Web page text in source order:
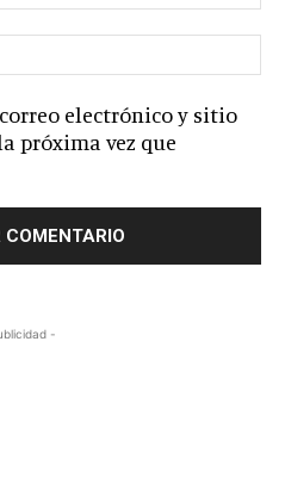
electrónico y sitio
próxima vez que
-